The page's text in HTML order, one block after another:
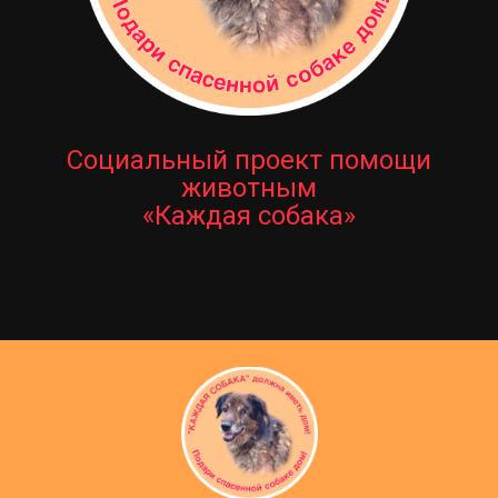
Социальный проект помощи
животным
«Каждая собака»